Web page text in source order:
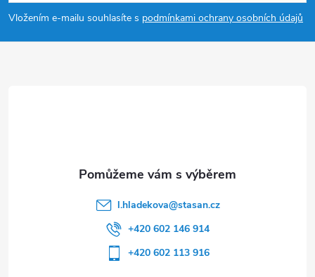
p
a
Vložením e-mailu souhlasíte s podmínkami ochrany osobních údajů
l.hladekova@stasan.cz
+420 602 146 914
+420 602 113 916